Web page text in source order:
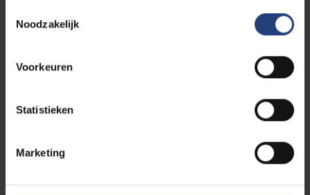
Noodzakelijk
Voorkeuren
Statistieken
Marketing
Prof. Em. Marc Jegers
Doctoral School of Natural Sciences
and (Bioscience) Engineering (NSE)
ombudsphd.nse@vub.be